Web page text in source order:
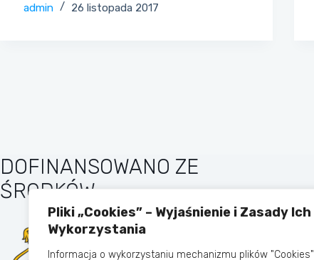
Pliki „Cookies” – Wyjaśnienie i Zasady Ich
Wykorzystania
Informacja o wykorzystaniu mechanizmu plików "Cookies"
admin 26 listopada 2017
DOFINANSOWANO ZE
ŚRODKÓW